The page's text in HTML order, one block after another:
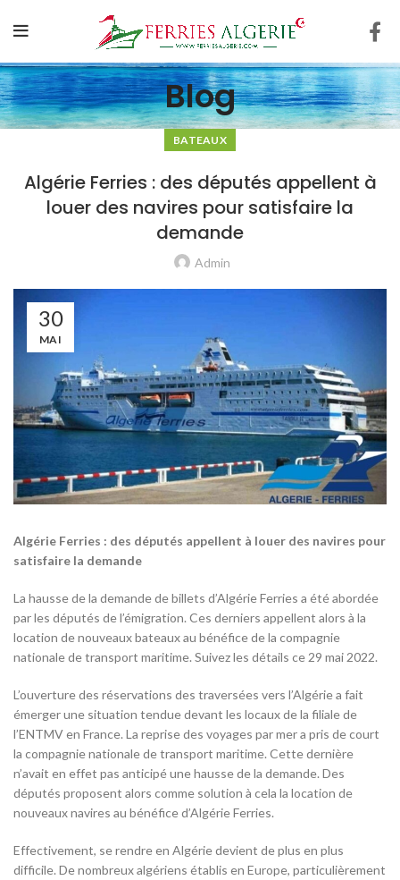
Blog
BATEAUX
Algérie Ferries : des députés appellent à
louer des navires pour satisfaire la
demande
Admin
30
MAI
Algérie Ferries : des députés appellent à louer des navires pour
satisfaire la demande
La hausse de la demande de billets d’Algérie Ferries a été abordée
par les députés de l’émigration. Ces derniers appellent alors à la
location de nouveaux bateaux au bénéfice de la compagnie
nationale de transport maritime. Suivez les détails ce 29 mai 2022.
L’ouverture des réservations des traversées vers l’Algérie a fait
émerger une situation tendue devant les locaux de la filiale de
l’ENTMV en France. La reprise des voyages par mer a pris de court
la compagnie nationale de transport maritime. Cette dernière
n’avait en effet pas anticipé une hausse de la demande. Des
députés proposent alors comme solution à cela la location de
nouveaux navires au bénéfice d’Algérie Ferries.
Effectivement, se rendre en Algérie devient de plus en plus
difficile. De nombreux algériens établis en Europe, particulièrement